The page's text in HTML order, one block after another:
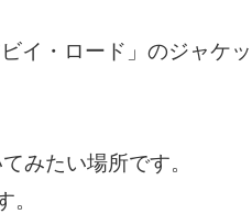
イ・ロード」のジャケ
みたい場所です。
。